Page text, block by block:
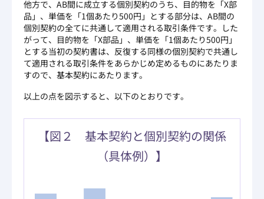
他方で、AB間に成立する個別契約のうち、目的物を「X部
品」、単価を「1個あたり500円」とする部分は、AB間の
個別契約の全てに共通して適用される取引条件です。した
がって、目的物を「X部品」、単価を「1個あたり500円」
とする当初の契約書は、反復する同様の個別契約で共通し
て適用される取引条件をあらかじめ定めるものにあたりま
すので、基本契約にあたります。
以上の点を図示すると、以下のとおりです。
【図２ 基本契約と個別契約の関係
（具体例）】